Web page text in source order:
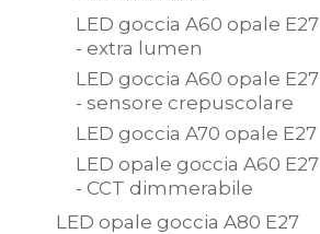
LED goccia A60 opale E27
- extra lumen
LED goccia A60 opale E27
- sensore crepuscolare
LED goccia A70 opale E27
LED opale goccia A60 E27
- CCT dimmerabile
LED opale goccia A80 E27